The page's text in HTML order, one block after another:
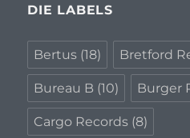
DIE LABELS
Bertus (18) Bretford
Bureau B (10) Burger
Cargo Records (8)